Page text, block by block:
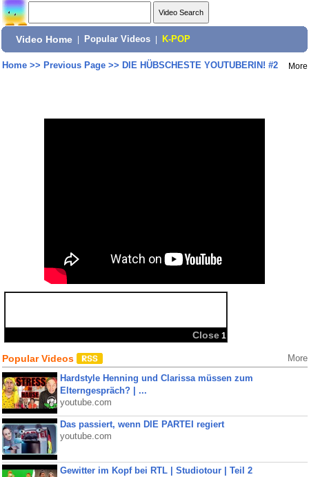
Video Home Popular Videos K-POP
Home>> Previous Page>> DIE HÜBSCHESTE YOUTUBERIN! #2 More
Close 1
Share:
Popular Videos More
Hardstyle Henning und Clarissa müssen zum
Elterngespräch? | ...
youtube.com
Das passiert, wenn DIE PARTEI regiert
youtube.com
Gewitter im Kopf bei RTL | Studiotour | Teil 2